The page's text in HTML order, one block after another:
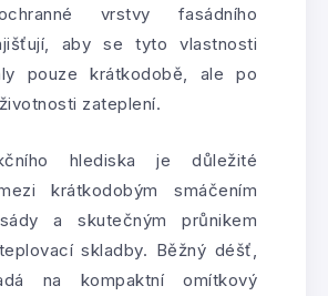
vrstvy fasádního
aby se tyto vlastnosti
pouze krátkodobě, ale po
zateplení.
hlediska je důležité
krátkodobým smáčením
a skutečným průnikem
skladby. Běžný déšť,
na kompaktní omítkový